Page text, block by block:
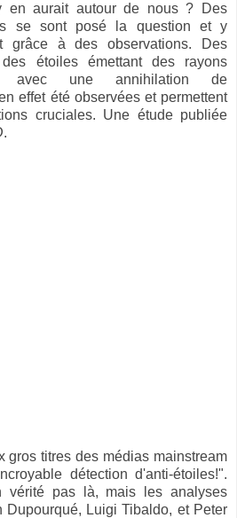
en aurait autour de nous ? Des
se sont posé la question et y
grâce à des observations. Des
étoiles émettant des rayons
avec une annihilation de
effet été observées et permettent
cruciales. Une étude publiée
.
gros titres des médias mainstream
détection d'anti-étoiles!".
vérité pas là, mais les analyses
Dupourqué, Luigi Tibaldo, et Peter